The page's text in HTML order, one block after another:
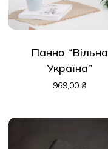
Панно “Вільна
Україна”
969,00 ₴